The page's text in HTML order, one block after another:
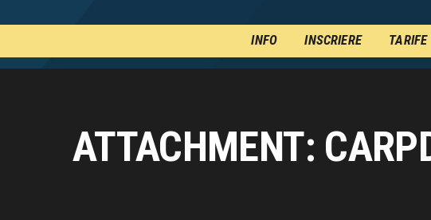
INFO INSCRIERE TARIFE
ATTACHMENT:
PLAN